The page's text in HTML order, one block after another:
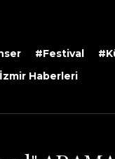
#Festival
İzmir Haberleri